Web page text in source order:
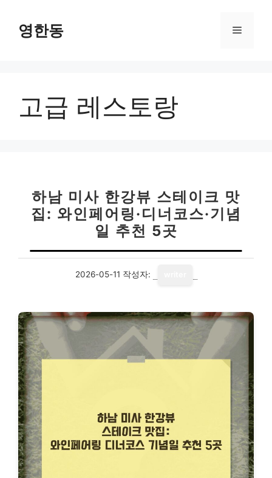
영한동 메
고급 레스토랑
하남 미사 한강뷰 스테이크 맛
집: 와인페어링·디너코스·기념
일 추천 5곳
2026-05-11 작성자: